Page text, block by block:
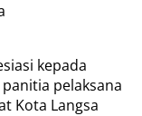
kepada
pelaksana
Kota Langsa